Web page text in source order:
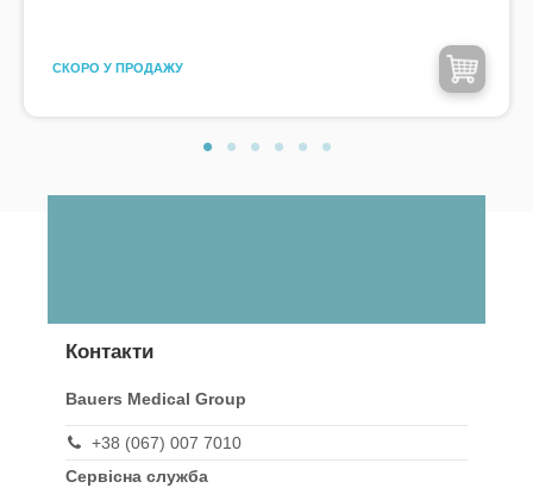
CКОРО У ПРОДАЖУ
Контакти
Bauers Medical Group
+38 (067) 007 7010
Сервісна служба